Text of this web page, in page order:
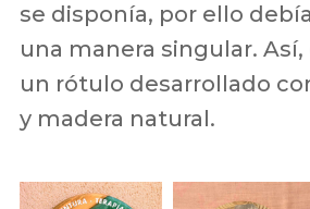
se disponía, por ello
una manera singular.
un rótulo desarrollado
y madera natural.